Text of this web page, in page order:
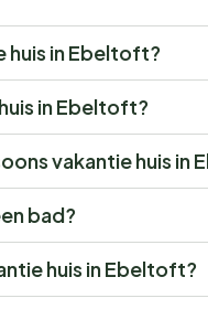
huis in Ebeltoft?
in Ebeltoft?
vakantie huis in
bad?
huis in Ebeltoft?